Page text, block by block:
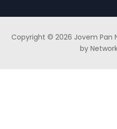
Copyright © 2026 Jovem Pan
by